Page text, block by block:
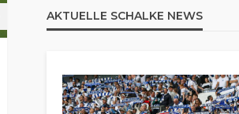
AKTUELLE SCHALKE NEWS